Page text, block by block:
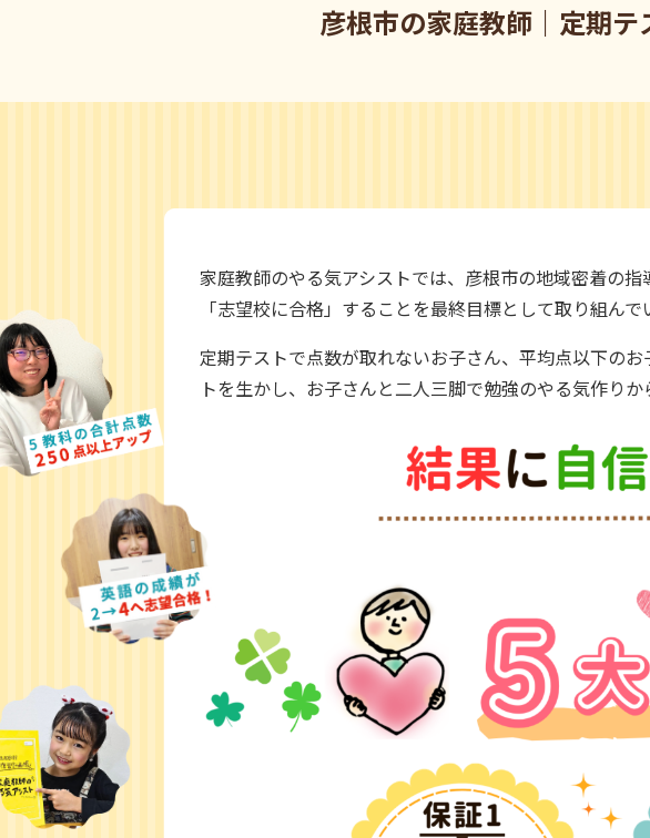
彦根市の家庭教師｜定期
家庭教師のやる気アシストでは、彦根市の地域密着の指
「志望校に合格」することを最終目標として取り組んで
定期テストで点数が取れないお子さん、平均点以下の
トを生かし、お子さんと二人三脚で勉強のやる気作りか